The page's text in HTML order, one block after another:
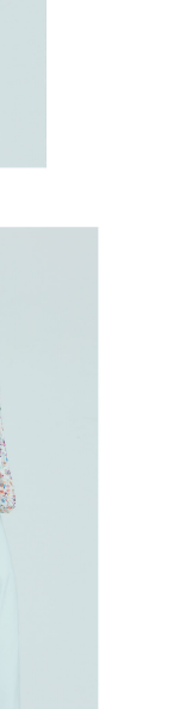
之同意方可使用
，本公司不負相關責
用戶狀況，依本公司即
，本公司將視審查結果
發現惡意使用之情形，
並採取法律行動。